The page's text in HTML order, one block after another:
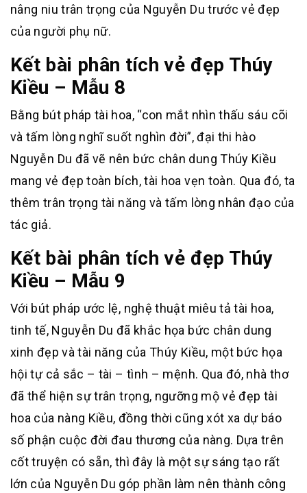
nâng niu trân trọng của Nguyễn Du trước vẻ đẹp
của người phụ nữ.
Kết bài phân tích vẻ đẹp Thúy
Kiều – Mẫu 8
Bằng bút pháp tài hoa, “con mắt nhìn thấu sáu cõi
và tấm lòng nghĩ suốt nghìn đời”, đại thi hào
Nguyễn Du đã vẽ nên bức chân dung Thúy Kiều
mang vẻ đẹp toàn bích, tài hoa vẹn toàn. Qua đó, ta
thêm trân trọng tài năng và tấm lòng nhân đạo của
tác giả.
Kết bài phân tích vẻ đẹp Thúy
Kiều – Mẫu 9
Với bút pháp ước lệ, nghệ thuật miêu tả tài hoa,
tinh tế, Nguyễn Du đã khắc họa bức chân dung
xinh đẹp và tài năng của Thúy Kiều, một bức họa
hội tự cả sắc – tài – tình – mệnh. Qua đó, nhà thơ
đã thể hiện sự trân trọng, ngưỡng mộ vẻ đẹp tài
hoa của nàng Kiều, đồng thời cũng xót xa dự báo
số phận cuộc đời đau thương của nàng. Dựa trên
cốt truyện có sẵn, thì đây là một sự sáng tạo rất
lớn của Nguyễn Du góp phần làm nên thành công